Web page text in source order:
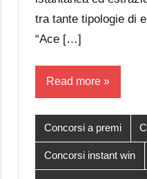
tra tante tipologie di
“Ace […]
Read more
Concorsi a premi
Concorsi instant win